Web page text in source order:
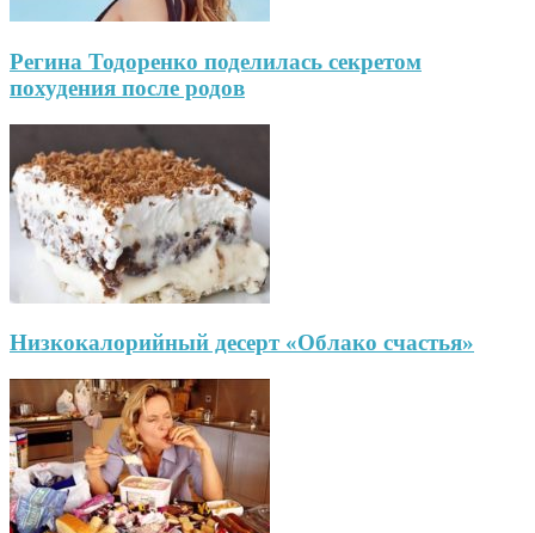
Регина Тодоренко поделилась секретом
похудения после родов
Низкокалорийный десерт «Облако счастья»